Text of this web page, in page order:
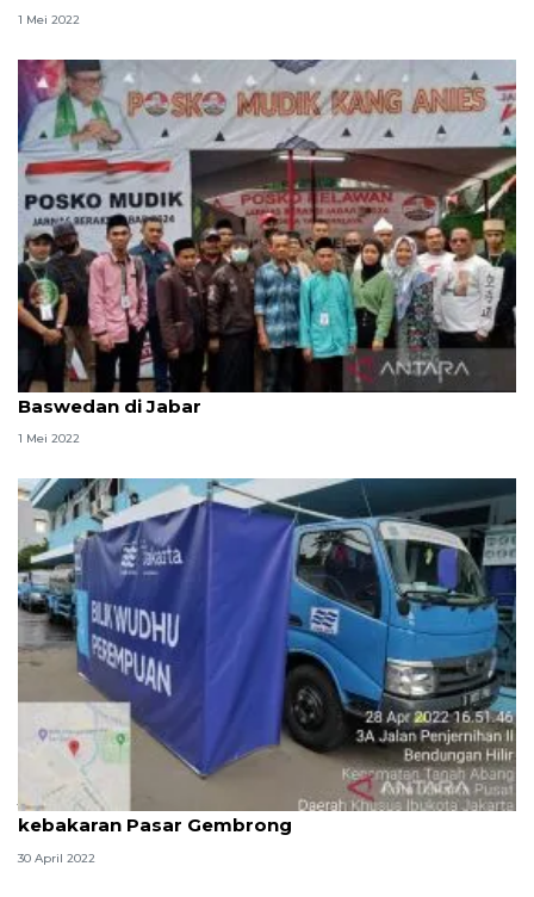
1 Mei 2022
Relawan siapkan lima posko mudik Anies
Baswedan di Jabar
1 Mei 2022
Jakarta sepekan, kaos "Anies Presiden" hingga
kebakaran Pasar Gembrong
30 April 2022